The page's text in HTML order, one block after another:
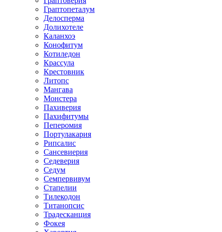
Граптопеталум
Делосперма
Долихотеле
Каланхоэ
Конофитум
Котиледон
Крассула
Крестовник
Литопс
Мангава
Монстера
Пахиверия
Пахифитумы
Пеперомия
Портулакария
Рипсалис
Сансевиерия
Седеверия
Седум
Семпервивум
Стапелии
Тилекодон
Титанопсис
Традесканция
Фокея